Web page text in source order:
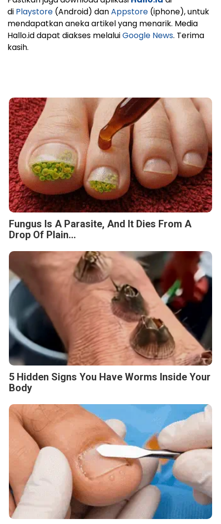
di Playstore (Android) danAppstore (iphone), untuk
mendapatkan aneka artikel yang menarik. Media
Hallo.id dapat diakses melaluiGoogle News. Terima
kasih.
Fungus Is A Parasite, And It Dies From A
Drop Of Plain...
5 Hidden Signs You Have Worms Inside Your
Body